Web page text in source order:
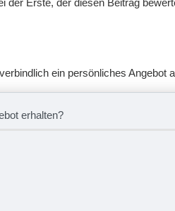
der Erste, der diesen Beitrag
ein persönliches Angebot
erhalten?